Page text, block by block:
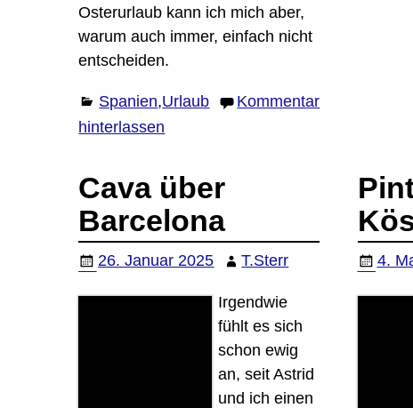
Osterurlaub kann ich mich aber,
warum auch immer, einfach nicht
entscheiden.
Spanien,Urlaub
Kommentar
hinterlassen
Cava über
Barcelona
26. Januar 2025 T.Sterr
Irgendwie
fühlt es sich
schon ewig
an, seit Astrid
und ich einen
4.